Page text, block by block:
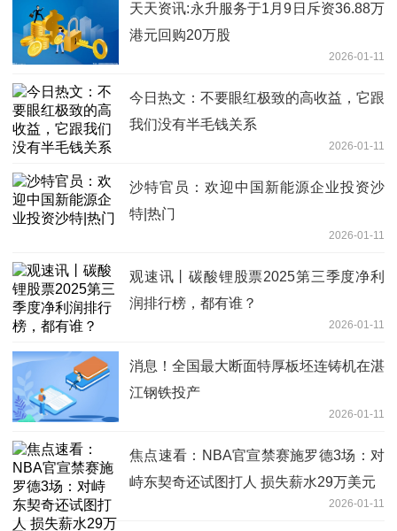
天天资讯:永升服务于1月9日斥资36.88万
港元回购20万股
2026-01-11
今日热文：不要眼红极致的高收益，它跟
我们没有半毛钱关系
2026-01-11
沙特官员：欢迎中国新能源企业投资沙
特|热门
2026-01-11
观速讯丨碳酸锂股票2025第三季度净利
润排行榜，都有谁？
2026-01-11
消息！全国最大断面特厚板坯连铸机在湛
江钢铁投产
2026-01-11
焦点速看：NBA官宣禁赛施罗德3场：对
峙东契奇还试图打人 损失薪水29万美元
2026-01-11